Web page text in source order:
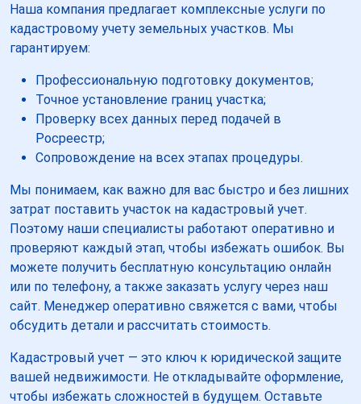
Наша компания предлагает комплексные услуги по
кадастровому учету земельных участков. Мы
гарантируем:
Профессиональную подготовку документов;
Точное установление границ участка;
Проверку всех данных перед подачей в
Росреестр;
Сопровождение на всех этапах процедуры.
Мы понимаем, как важно для вас быстро и без лишних
затрат поставить участок на кадастровый учет.
Поэтому наши специалисты работают оперативно и
проверяют каждый этап, чтобы избежать ошибок. Вы
можете получить бесплатную консультацию онлайн
или по телефону, а также заказать услугу через наш
сайт. Менеджер оперативно свяжется с вами, чтобы
обсудить детали и рассчитать стоимость.
Кадастровый учет — это ключ к юридической защите
вашей недвижимости. Не откладывайте оформление,
чтобы избежать сложностей в будущем. Оставьте